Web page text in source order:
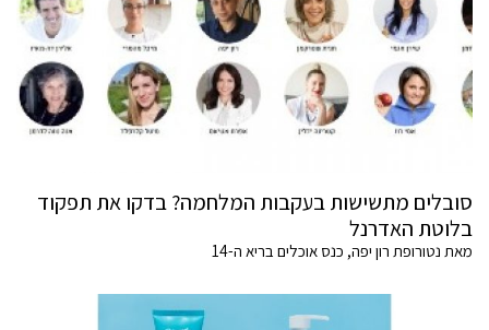
סובלים מתשישות בעקבות המלחמה? בדקו את תפקוד
בלוטת האדרנל
מאת נטורופת רון יפה, כנס אוכלים בריא ה-14